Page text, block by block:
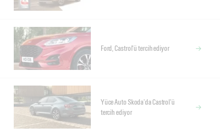
Ford, Castrol'ü tercih ediyor
Yüce Auto Skoda'da Castrol'ü
tercih ediyor